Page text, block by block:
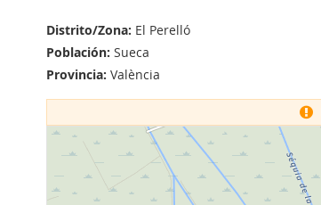
Distrito/Zona: El Perelló
Población: Sueca
Provincia: València